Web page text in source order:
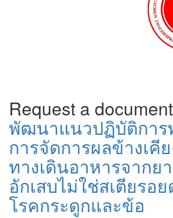
Request a
พัฒนาแนวปฏิบัติการ
การจัดการผลข้างเคี
ทางเดินอาหารจากย
อักเสบไม่ใช่สเตียรอ
โรคกระดูกและข้อ